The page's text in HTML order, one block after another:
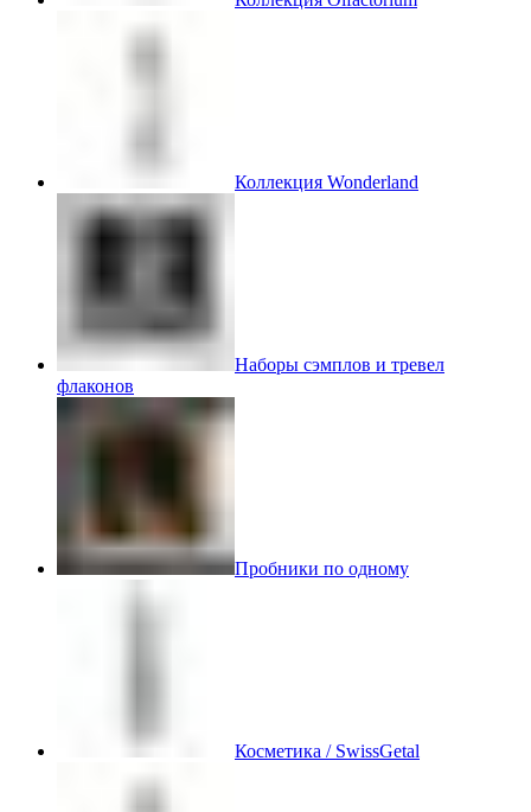
Коллекция Wonderland
Наборы сэмплов и тревел
флаконов
Пробники по одному
Косметика / SwissGetal